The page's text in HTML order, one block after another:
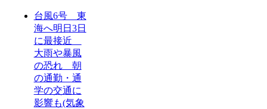
台風6号 東
海へ明日3日
に最接近
大雨や暴風
の恐れ 朝
の通勤・通
学の交通に
影響も(気象